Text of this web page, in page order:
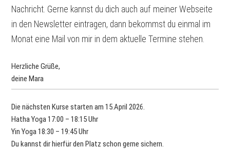
Nachricht. Gerne kannst du dich auch auf meiner Webseite
in den Newsletter eintragen, dann bekommst du einmal im
Monat eine Mail von mir in dem aktuelle Termine stehen.
Herzliche Grüße,
deine Mara
Die nächsten Kurse starten am 15.April 2026.
Hatha Yoga 17:00 – 18:15 Uhr
Yin Yoga 18:30 – 19:45 Uhr
Du kannst dir hierfür den Platz schon gerne sichern.